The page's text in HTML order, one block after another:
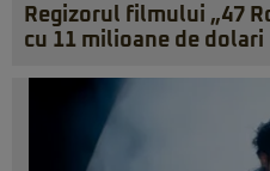
Regizorul filmului „47
cu 11 milioane de dolari